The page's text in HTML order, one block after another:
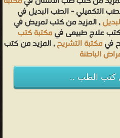
التكميلي - الطب البديل في
, المزيد من كتب تمريض في
علاج طبيعى فيمكتبة كتب
فيمكتبة التشريح, المزيد من كتب
الباطنة
الطب ..